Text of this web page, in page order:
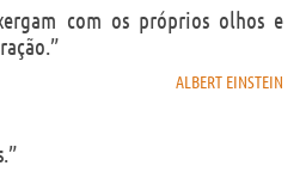
com os próprios olhos e
ALBERT EINSTEIN